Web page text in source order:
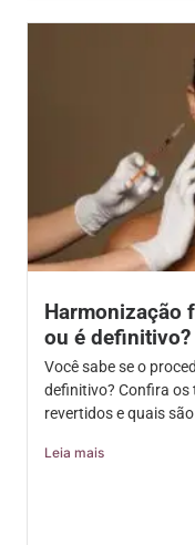
Harmonização
ou é definitivo?
Você sabe se o
definitivo? Confira
revertidos e quais
Leia mais